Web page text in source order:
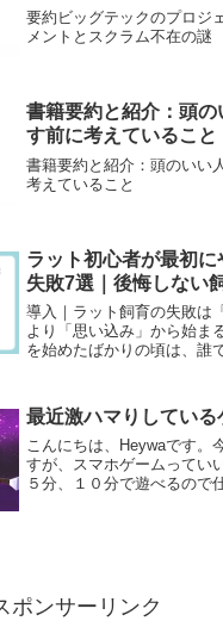
要約ビッグテックのプロジ
メントとスクラム不在の謎
書籍要約と紹介：頭の
す前に考えていること
書籍要約と紹介：頭のいい
考えていること
ラット初心者が最初に
失敗7選｜後悔しない
導入｜ラット飼育の失敗は
より「思い込み」から始ま
を始めたばかりの頃は、誰
ではなく、よくある思い込
す。本記事では、初心者が
最近激ハマりしている
こんにちは、Heywaです。
すが、スマホゲームってい
５分、１０分で遊べるので
ポンサーリンク